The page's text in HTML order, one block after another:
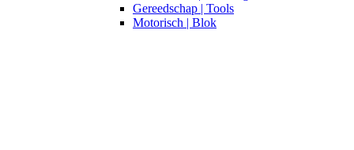
Gereedschap | Tools
Motorisch | Blok